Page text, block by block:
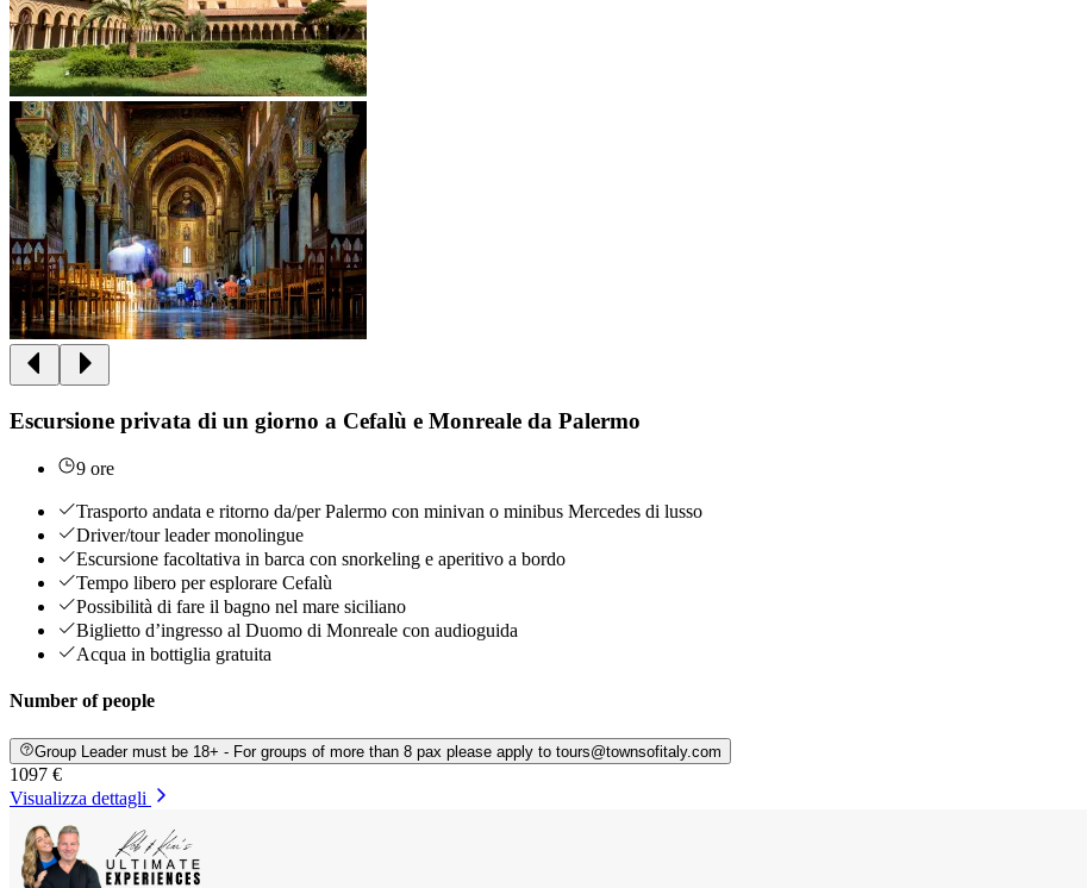
Escursione privata di un giorno a Cefalù e Monreale da Palermo
9 ore
Trasporto andata e ritorno da/per Palermo con minivan o minibus Mercedes di lusso
Driver/tour leader monolingue
Escursione facoltativa in barca con snorkeling e aperitivo a bordo
Tempo libero per esplorare Cefalù
Possibilità di fare il bagno nel mare siciliano
Biglietto d’ingresso al Duomo di Monreale con audioguida
Acqua in bottiglia gratuita
Number of people
Group Leader must be 18+ - For groups of more than 8 pax please apply to tours@townsofitaly.com
1097 €
Visualizza dettagli